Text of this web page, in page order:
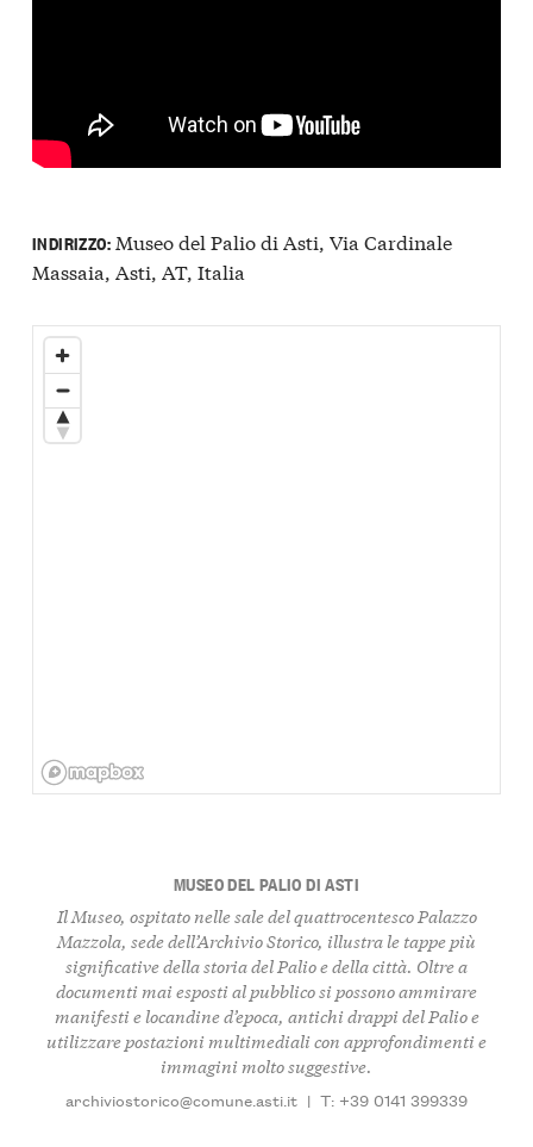
INDIRIZZO:Museo del Palio di Asti, Via Cardinale
Massaia, Asti, AT, Italia
MUSEO DEL PALIO DI ASTI
Il Museo, ospitato nelle sale del quattrocentesco Palazzo
Mazzola, sede dell’Archivio Storico, illustra le tappe più
significative della storia del Palio e della città. Oltre a
documenti mai esposti al pubblico si possono ammirare
manifesti e locandine d’epoca, antichi drappi del Palio e
utilizzare postazioni multimediali con approfondimenti e
immagini molto suggestive.
archiviostorico@comune.asti.it | T: +39 0141 399339